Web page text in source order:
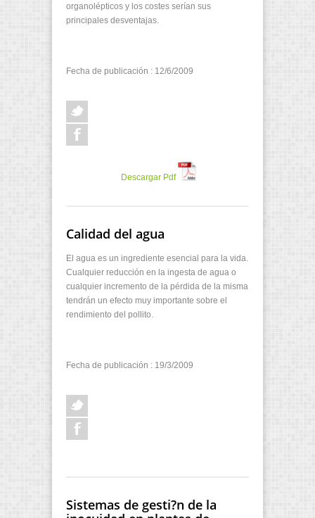
organolépticos y los costes serían sus
principales desventajas.
Fecha de publicación : 12/6/2009
Descargar Pdf
Calidad del agua
El agua es un ingrediente esencial para la vida.
Cualquier reducción en la ingesta de agua o
cualquier incremento de la pérdida de la misma
tendrán un efecto muy importante sobre el
rendimiento del pollito.
Fecha de publicación : 19/3/2009
Sistemas de gesti?n de la